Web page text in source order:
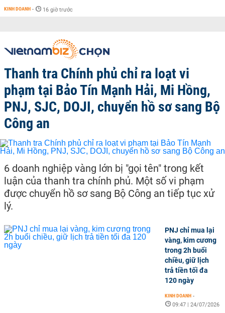
KINH DOANH - 16 giờ trước
Thanh tra Chính phủ chỉ ra loạt vi
phạm tại Bảo Tín Mạnh Hải, Mi Hồng,
PNJ, SJC, DOJI, chuyển hồ sơ sang Bộ
Công an
6 doanh nghiệp vàng lớn bị "gọi tên" trong kết
luận của thanh tra chính phủ. Một số vi phạm
được chuyển hồ sơ sang Bộ Công an tiếp tục xử
lý.
PNJ chỉ mua lại
vàng, kim cương
trong 2h buổi
chiều, giữ lịch
trả tiền tối đa
120 ngày
KINH DOANH -
09:47 | 24/07/2026